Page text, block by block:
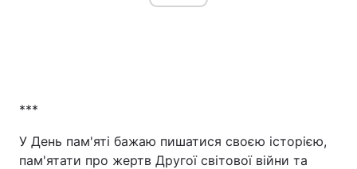
***
У День пам'яті бажаю пишатися своєю історією,
пам'ятати про жертв Другої світової війни та